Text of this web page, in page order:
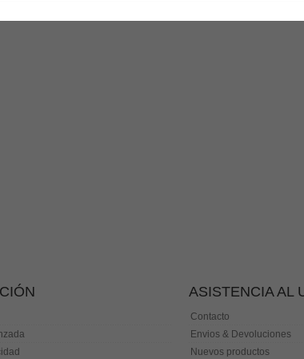
ASISTENCIA AL
Contacto
Envios & Devoluciones
Nuevos productos